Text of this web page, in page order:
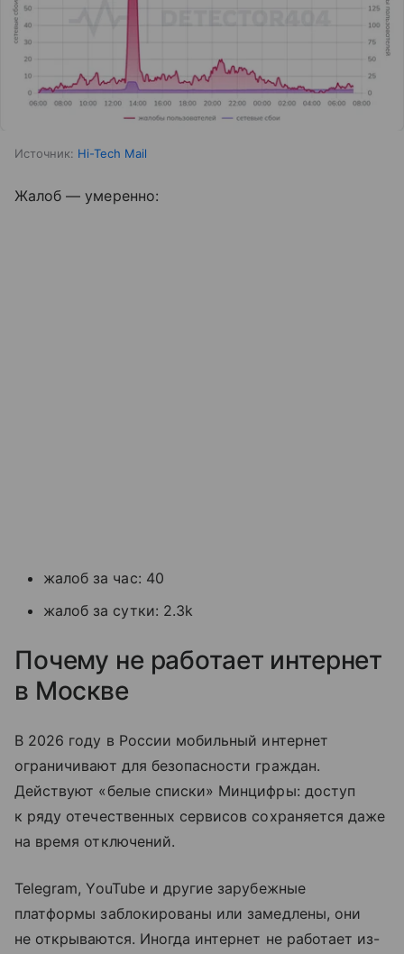
Источник: Hi-Tech Mail
Жалоб — умеренно:
жалоб за час: 40
жалоб за сутки: 2.3k
Почему не работает интернет
в Москве
В 2026 году в России мобильный интернет
ограничивают для безопасности граждан.
Действуют «белые списки» Минцифры: доступ
к ряду отечественных сервисов сохраняется даже
на время отключений.
Telegram, YouTube и другие зарубежные
платформы заблокированы или замедлены, они
не открываются. Иногда интернет не работает из-